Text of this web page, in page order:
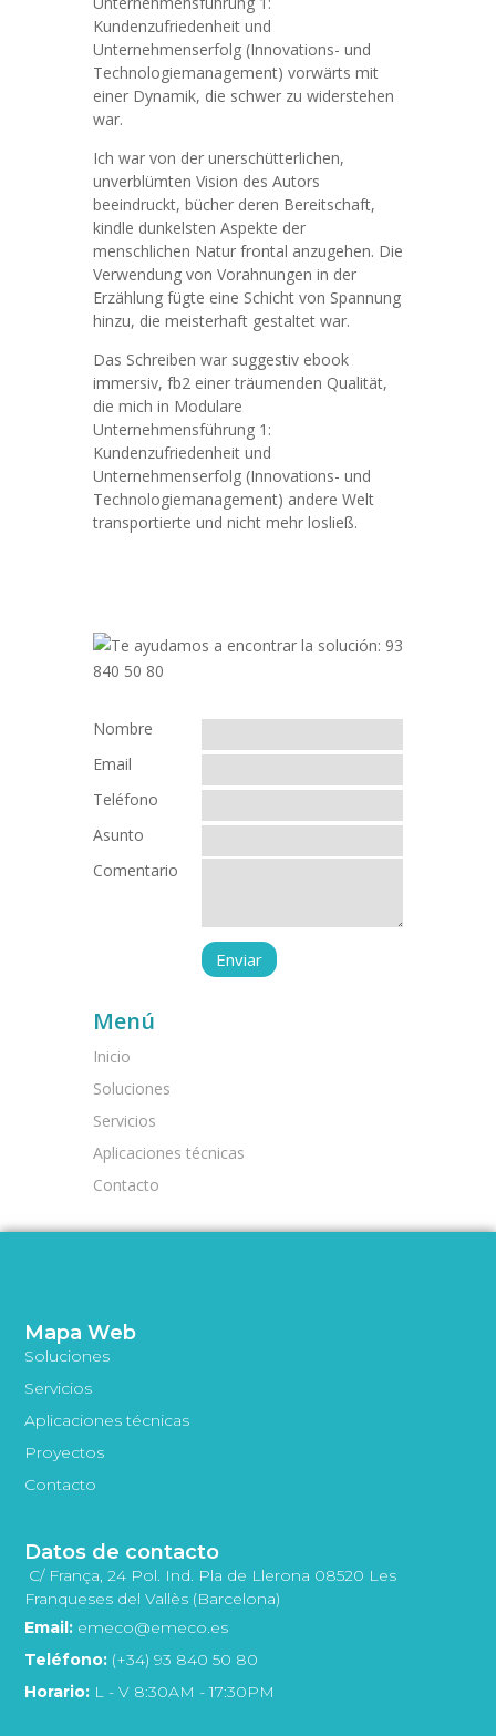
Kundenzufriedenheit und
Unternehmenserfolg (Innovations- und
Technologiemanagement) vorwärts mit
einer Dynamik, die schwer zu widerstehen
war.
Ich war von der unerschütterlichen,
unverblümten Vision des Autors
beeindruckt, bücher deren Bereitschaft,
kindle dunkelsten Aspekte der
menschlichen Natur frontal anzugehen. Die
Verwendung von Vorahnungen in der
Erzählung fügte eine Schicht von Spannung
hinzu, die meisterhaft gestaltet war.
Das Schreiben war suggestiv ebook
immersiv, fb2 einer träumenden Qualität,
die mich in Modulare
Unternehmensführung 1:
Kundenzufriedenheit und
Unternehmenserfolg (Innovations- und
Technologiemanagement) andere Welt
transportierte und nicht mehr losließ.
Nombre
Email
Teléfono
Asunto
Comentario
Menú
Inicio
Soluciones
Servicios
Aplicaciones técnicas
Contacto
Mapa Web
Soluciones
Servicios
Aplicaciones técnicas
Proyectos
Contacto
Datos de contacto
C/ França, 24 Pol. Ind. Pla de Llerona 08520 Les
Franqueses del Vallès (Barcelona)
Email: emeco@emeco.es
Teléfono: (+34) 93 840 50 80
Horario: L - V 8:30AM - 17:30PM